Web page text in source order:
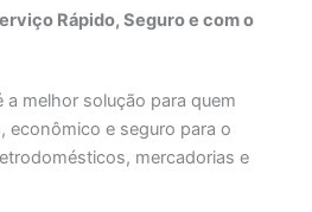
Rápido, Seguro e com o
a melhor solução para quem
econômico e seguro para o
mercadorias e